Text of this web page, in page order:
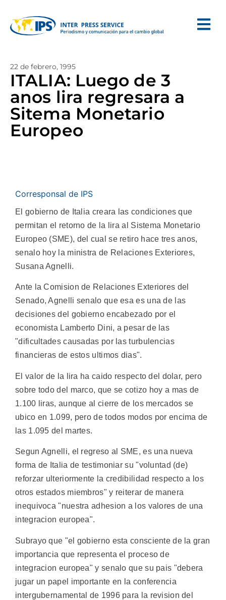
22 de febrero, 1995
ITALIA: Luego de 3
anos lira regresara a
Sitema Monetario
Europeo
Corresponsal de IPS
El gobierno de Italia creara las condiciones que
permitan el retorno de la lira al Sistema Monetario
Europeo (SME), del cual se retiro hace tres anos,
senalo hoy la ministra de Relaciones Exteriores,
Susana Agnelli.
Ante la Comision de Relaciones Exteriores del
Senado, Agnelli senalo que esa es una de las
decisiones del gobierno encabezado por el
economista Lamberto Dini, a pesar de las
"dificultades causadas por las turbulencias
financieras de estos ultimos dias".
El valor de la lira ha caido respecto del dolar, pero
sobre todo del marco, que se cotizo hoy a mas de
1.100 liras, aunque al cierre de los mercados se
ubico en 1.099, pero de todos modos por encima de
las 1.095 del martes.
Segun Agnelli, el regreso al SME, es una nueva
forma de Italia de testimoniar su "voluntad (de)
reforzar ulteriormente la credibilidad respecto a los
otros estados miembros" y reiterar de manera
inequivoca "nuestra adhesion a los valores de una
integracion europea".
Subrayo que "el gobierno esta consciente de la gran
importancia que representa el proceso de
integracion europea" y senalo que su pais "debera
jugar un papel importante en la conferencia
intergubernamental de 1996 para la revision del